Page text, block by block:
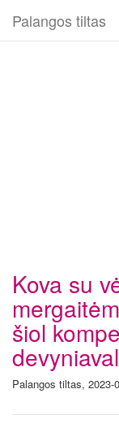
Palangos tiltas
Kova su
šiol
Palangos tiltas, 2023-